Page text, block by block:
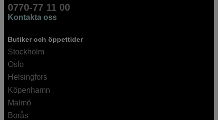
0770-77 11 00
Kontakta oss
Butiker och öppettider
Stockholm
Oslo
Helsingfors
Köpenhamn
Malmö
Borås